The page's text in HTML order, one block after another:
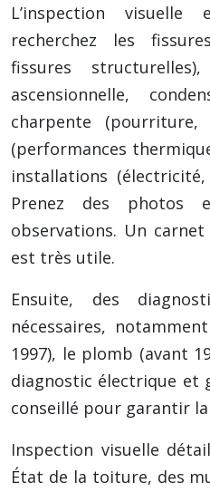
L’inspection
recherchez les
fissures
ascensionnelle,
charpente (pourriture,
(performances
installations
Prenez des photos
observations. Un
est très utile.
Ensuite, des
nécessaires,
1997), le plomb (avant
diagnostic électrique et
conseillé pour garantir
Inspection visuelle
État de la toiture, des